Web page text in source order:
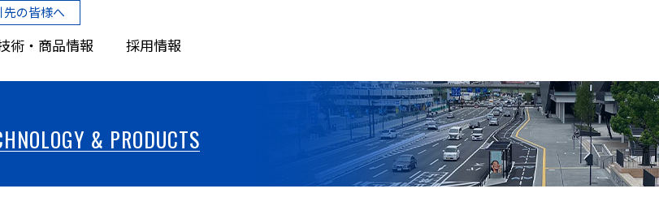
先の皆様へ
術・商品情報 採用情報
& PRODUCTS